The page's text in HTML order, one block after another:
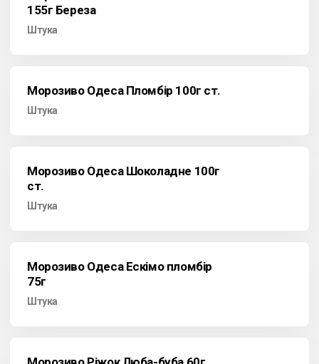
155г Береза
Штука
Морозиво Одеса Пломбір 100г ст.
Штука
Морозиво Одеса Шоколадне 100г
ст.
Штука
Морозиво Одеса Ескімо пломбір
75г
Штука